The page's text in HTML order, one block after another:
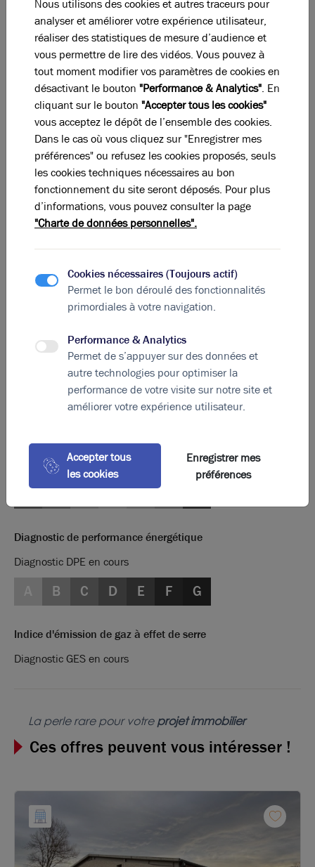
Bureaux
RDC Activités
Total Cellule E3-3 Activités
R + 1 Bureaux
RDC Activités
Activités
R + 1 Bureaux
RDC
R + 1 Bureaux
Total Cellule F1
Total
Eléments affichés non contractuels
DPE & GES
A B C D E
Diagnostic de performance énergétique
Diagnostic DPE en cours
B C D E F G
Indice d'émission de gaz à effet de serre
Diagnostic GES en cours
La perle rare pour votreprojet immobilier
Ces offres peuvent vous intéresser !
Nous utilisons des cookies et autres traceurs pour
analyser et améliorer votre expérience utilisateur,
réaliser des statistiques de mesure d’audience et
vous permettre de lire des vidéos. Vous pouvez à
tout moment modifier vos paramètres de cookies en
désactivant le bouton "Performance & Analytics". En
cliquant sur le bouton "Accepter tous les cookies"
vous acceptez le dépôt de l’ensemble des cookies.
Dans le cas où vous cliquez sur "Enregistrer mes
préférences" ou refusez les cookies proposés, seuls
les cookies techniques nécessaires au bon
fonctionnement du site seront déposés. Pour plus
d’informations, vous pouvez consulter la page
"Charte de données personnelles".
Cookies nécessaires (Toujours actif)
Permet le bon déroulé des fonctionnalités
primordiales à votre navigation.
Performance & Analytics
Permet de s’appuyer sur des données et
autre technologies pour optimiser la
performance de votre visite sur notre site et
améliorer votre expérience utilisateur.
Accepter tous
les cookies
Enregistrer mes
préférences